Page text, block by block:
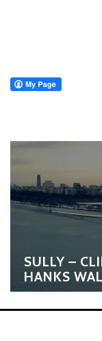
SULLY –
HANKS